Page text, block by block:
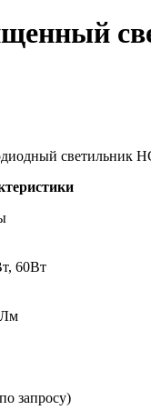
60Вт
Лм
запросу)